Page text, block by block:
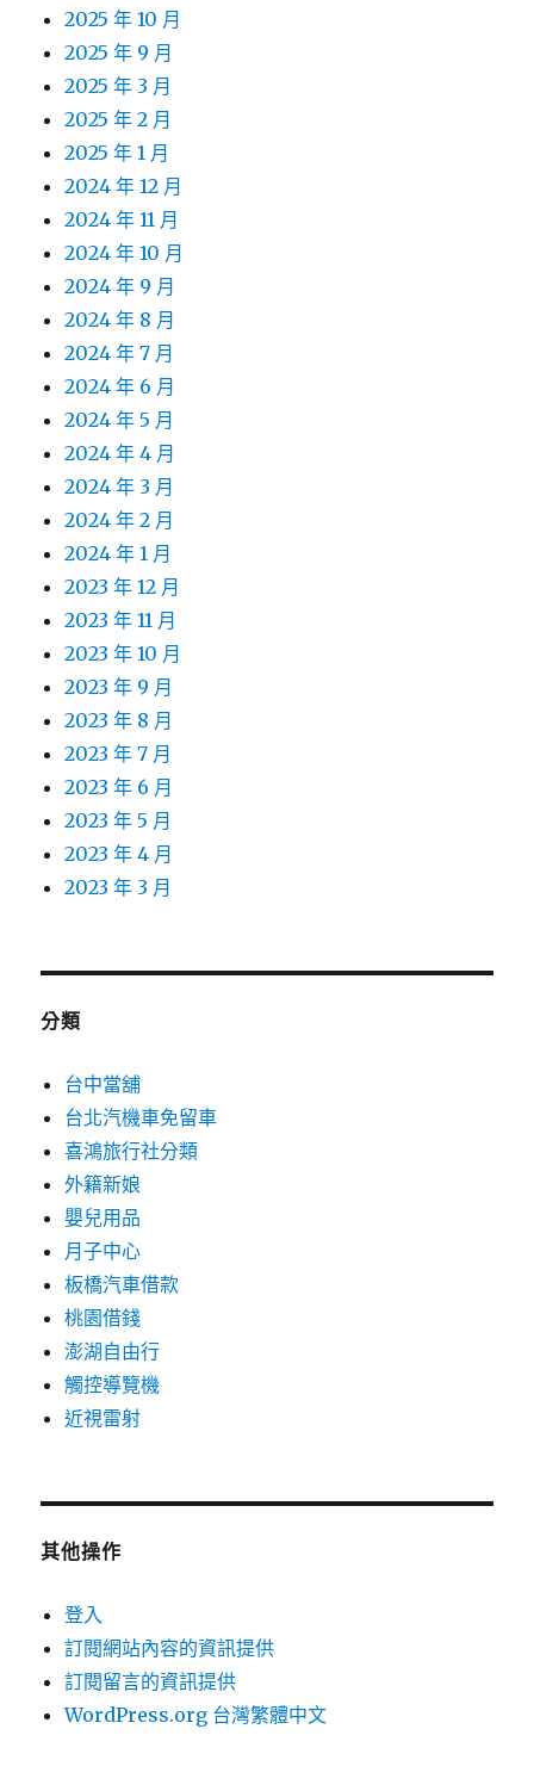
2025 年 10 月
2025 年 9 月
2025 年 3 月
2025 年 2 月
2025 年 1 月
2024 年 12 月
2024 年 11 月
2024 年 10 月
2024 年 9 月
2024 年 8 月
2024 年 7 月
2024 年 6 月
2024 年 5 月
2024 年 4 月
2024 年 3 月
2024 年 2 月
2024 年 1 月
2023 年 12 月
2023 年 11 月
2023 年 10 月
2023 年 9 月
2023 年 8 月
2023 年 7 月
2023 年 6 月
2023 年 5 月
2023 年 4 月
2023 年 3 月
分類
台中當舖
台北汽機車免留車
喜鴻旅行社分類
外籍新娘
嬰兒用品
月子中心
板橋汽車借款
桃園借錢
澎湖自由行
觸控導覽機
近視雷射
其他操作
登入
訂閱網站內容的資訊提供
訂閱留言的資訊提供
WordPress.org 台灣繁體中文